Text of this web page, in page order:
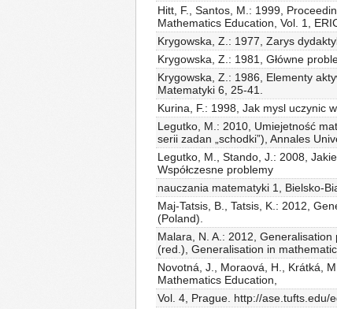
Hitt, F., Santos, M.: 1999,
Mathematics Education, Vol. 1,
Krygowska, Z.: 1977, Zarys
Krygowska, Z.: 1981, Główne
Krygowska, Z.: 1986, Elementy
Matematyki 6, 25-41.
Kurina, F.: 1998, Jak mysl uczynic
Legutko, M.: 2010, Umiejetność
serii zadan „schodki”), Annales
Legutko, M., Stando, J.: 2008,
Współczesne problemy
nauczania matematyki 1, Bielsko-
Maj-Tatsis, B., Tatsis, K.: 2012,
(Poland).
Malara, N. A.: 2012,
(red.), Generalisation in
Novotná, J., Moraová, H., Krátká,
Mathematics Education,
Vol. 4, Prague. http://ase.tufts.edu/